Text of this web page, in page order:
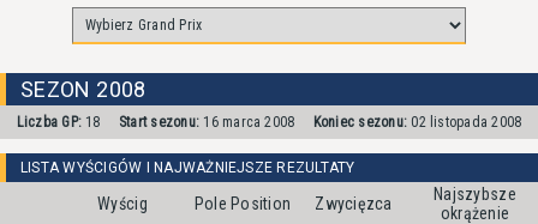
SEZON 2008
Liczba GP: 18 Start sezonu: 16 marca 2008 Koniec sezonu: 02 listopada 2008
LISTA WYŚCIGÓW I NAJWAŻNIEJSZE REZULTATY
Wyścig Pole Position Zwycięzca
Najszybsze
okrążenie